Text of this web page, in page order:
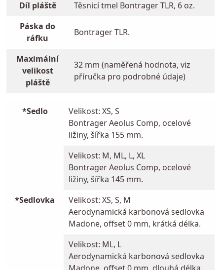
Díl pláště
Těsnicí tmel Bontrager TLR, 6 oz.
Páska do
ráfku
Bontrager TLR.
Maximální
velikost
pláště
32 mm (naměřená hodnota, viz
příručka pro podrobné údaje)
*Sedlo
Velikost: XS, S
Bontrager Aeolus Comp, ocelové
ližiny, šířka 155 mm.
Velikost: M, ML, L, XL
Bontrager Aeolus Comp, ocelové
ližiny, šířka 145 mm.
*Sedlovka
Velikost: XS, S, M
Aerodynamická karbonová sedlovka
Madone, offset 0 mm, krátká délka.
Velikost: ML, L
Aerodynamická karbonová sedlovka